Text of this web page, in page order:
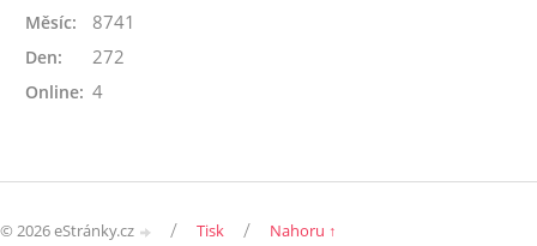
Online: 4
Měsíc: 8741
Den: 272
© 2026 eStránky.cz / Tisk / Nahoru ↑